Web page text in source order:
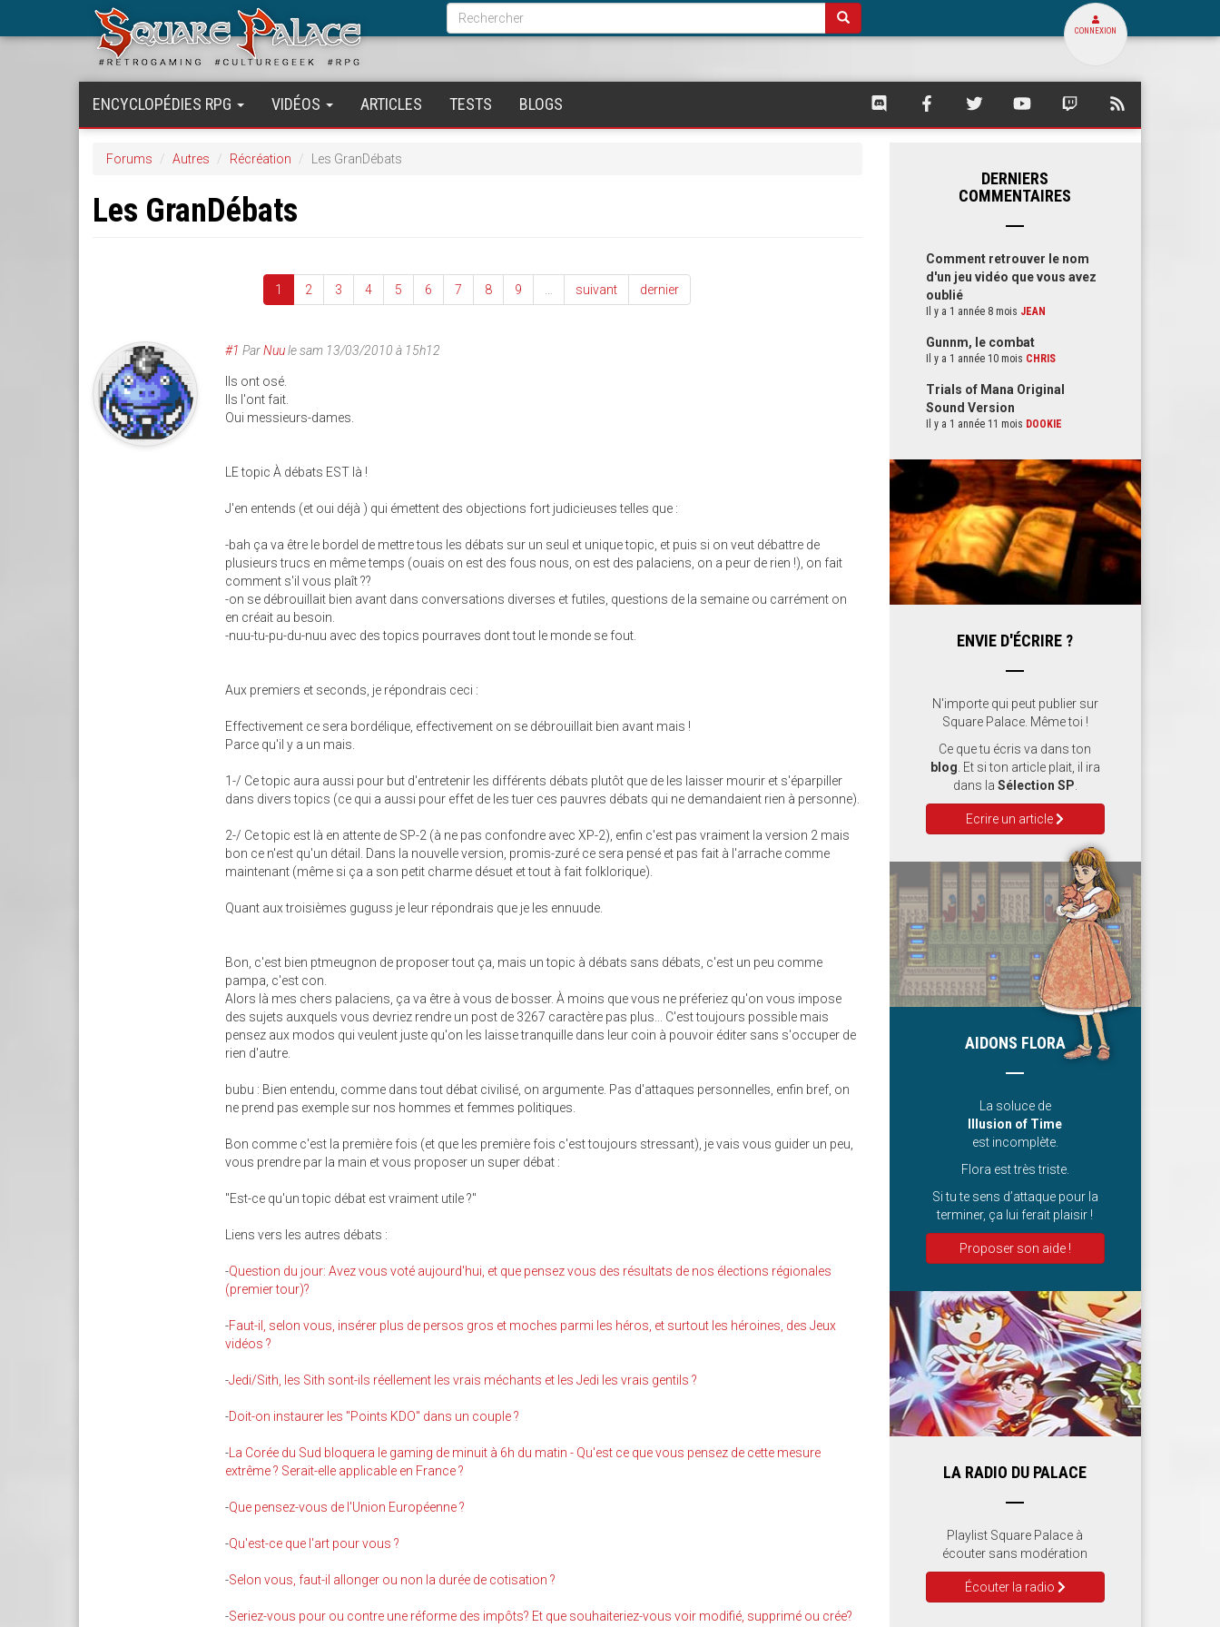
Formulaire
de
recherche
Rechercher
CONNEXION
ENCYCLOPÉDIES RPG VIDÉOS ARTICLES TESTS BLOGS
SQUARE
SQUARE SQUARE SQUARE SQUARE
Forums Autres Récréation Les GranDébats
Les GranDébats
1 2 3 4 5 6 7 8 9 suivant dernier
#1 ParNuulesam 13/03/2010 à 15h12
Ils ont osé.
Ils l'ont fait.
Oui messieurs-dames.
LE topic À débats EST là !
J'en entends (et oui déjà ) qui émettent des objections fort judicieuses telles que :
-bah ça va être le bordel de mettre tous les débats sur un seul et unique topic, et puis si on veut débattre de
plusieurs trucs en même temps (ouais on est des fous nous, on est des palaciens, on a peur de rien !), on fait
comment s'il vous plaît ??
-on se débrouillait bien avant dans conversations diverses et futiles, questions de la semaine ou carrément on
en créait au besoin.
-nuu-tu-pu-du-nuu avec des topics pourraves dont tout le monde se fout.
Aux premiers et seconds, je répondrais ceci :
Effectivement ce sera bordélique, effectivement on se débrouillait bien avant mais !
Parce qu'il y a un mais.
1-/ Ce topic aura aussi pour but d'entretenir les différents débats plutôt que de les laisser mourir et s'éparpiller
dans divers topics (ce qui a aussi pour effet de les tuer ces pauvres débats qui ne demandaient rien à personne).
2-/ Ce topic est là en attente de SP-2 (à ne pas confondre avec XP-2), enfin c'est pas vraiment la version 2 mais
bon ce n'est qu'un détail. Dans la nouvelle version, promis-zuré ce sera pensé et pas fait à l'arrache comme
maintenant (même si ça a son petit charme désuet et tout à fait folklorique).
Quant aux troisièmes guguss je leur répondrais que je les ennuude.
Bon, c'est bien ptmeugnon de proposer tout ça, mais un topic à débats sans débats, c'est un peu comme
pampa, c'est con.
Alors là mes chers palaciens, ça va être à vous de bosser. À moins que vous ne préferiez qu'on vous impose
des sujets auxquels vous devriez rendre un post de 3267 caractère pas plus... C'est toujours possible mais
pensez aux modos qui veulent juste qu'on les laisse tranquille dans leur coin à pouvoir éditer sans s'occuper de
rien d'autre.
bubu : Bien entendu, comme dans tout débat civilisé, on argumente. Pas d'attaques personnelles, enfin bref, on
ne prend pas exemple sur nos hommes et femmes politiques.
Bon comme c'est la première fois (et que les première fois c'est toujours stressant), je vais vous guider un peu,
vous prendre par la main et vous proposer un super débat :
"Est-ce qu'un topic débat est vraiment utile ?"
Liens vers les autres débats :
-Question du jour: Avez vous voté aujourd'hui, et que pensez vous des résultats de nos élections régionales
(premier tour)?
-Faut-il, selon vous, insérer plus de persos gros et moches parmi les héros, et surtout les héroines, des Jeux
vidéos ?
-Jedi/Sith, les Sith sont-ils réellement les vrais méchants et les Jedi les vrais gentils ?
-Doit-on instaurer les "Points KDO" dans un couple ?
- La Corée du Sud bloquera le gaming de minuit à 6h du matin - Qu'est ce que vous pensez de cette mesure
extrême ? Serait-elle applicable en France ?
-Que pensez-vous de l'Union Européenne ?
-Qu'est-ce que l'art pour vous ?
-Selon vous, faut-il allonger ou non la durée de cotisation ?
-Seriez-vous pour ou contre une réforme des impôts? Et que souhaiteriez-vous voir modifié, supprimé ou crée?
DERNIERS
COMMENTAIRES
Comment retrouver le nom
d'un jeu vidéo que vous avez
oublié
Il y a 1 année 8 mois JEAN
Gunnm, le combat
Il y a 1 année 10 mois CHRIS
Trials of Mana Original
Sound Version
Il y a 1 année 11 mois DOOKIE
ENVIE D'ÉCRIRE ?
N'importe qui peut publier sur
Square Palace. Même toi !
Ce que tu écris va dans ton
blog . Et si ton article plait, il ira
dans la Sélection SP
Ecrire un article
AIDONS FLORA
La soluce de
Illusion of Time
est incomplète.
Flora est très triste.
Si tu te sens d’attaque pour la
terminer, ça lui ferait plaisir !
Proposer son aide !
LA RADIO DU PALACE
Playlist Square Palace à
écouter sans modération
Écouter la radio